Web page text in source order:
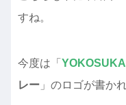
すね。
今度は「
レー 」のロゴが書か